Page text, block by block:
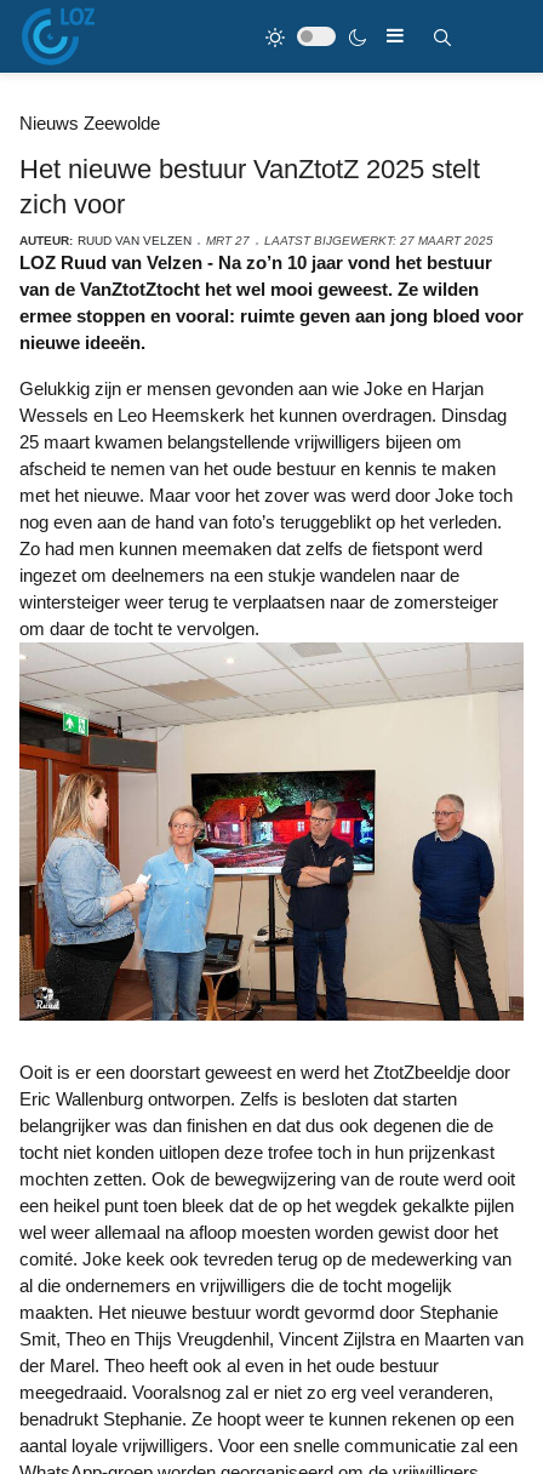
Nieuws Zeewolde
Het nieuwe bestuur VanZtotZ 2025 stelt
zich voor
AUTEUR: RUUD VAN VELZEN MRT 27 LAATST BIJGEWERKT: 27 MAART 2025
LOZ Ruud van Velzen - Na zo’n 10 jaar vond het bestuur
van de VanZtotZtocht het wel mooi geweest. Ze wilden
ermee stoppen en vooral: ruimte geven aan jong bloed voor
nieuwe ideeën.
Gelukkig zijn er mensen gevonden aan wie Joke en Harjan
Wessels en Leo Heemskerk het kunnen overdragen. Dinsdag
25 maart kwamen belangstellende vrijwilligers bijeen om
afscheid te nemen van het oude bestuur en kennis te maken
met het nieuwe. Maar voor het zover was werd door Joke toch
nog even aan de hand van foto’s teruggeblikt op het verleden.
Zo had men kunnen meemaken dat zelfs de fietspont werd
ingezet om deelnemers na een stukje wandelen naar de
wintersteiger weer terug te verplaatsen naar de zomersteiger
om daar de tocht te vervolgen.
Ooit is er een doorstart geweest en werd het ZtotZbeeldje door
Eric Wallenburg ontworpen. Zelfs is besloten dat starten
belangrijker was dan finishen en dat dus ook degenen die de
tocht niet konden uitlopen deze trofee toch in hun prijzenkast
mochten zetten. Ook de bewegwijzering van de route werd ooit
een heikel punt toen bleek dat de op het wegdek gekalkte pijlen
wel weer allemaal na afloop moesten worden gewist door het
comité. Joke keek ook tevreden terug op de medewerking van
al die ondernemers en vrijwilligers die de tocht mogelijk
maakten. Het nieuwe bestuur wordt gevormd door Stephanie
Smit, Theo en Thijs Vreugdenhil, Vincent Zijlstra en Maarten van
der Marel. Theo heeft ook al even in het oude bestuur
meegedraaid. Vooralsnog zal er niet zo erg veel veranderen,
benadrukt Stephanie. Ze hoopt weer te kunnen rekenen op een
aantal loyale vrijwilligers. Voor een snelle communicatie zal een